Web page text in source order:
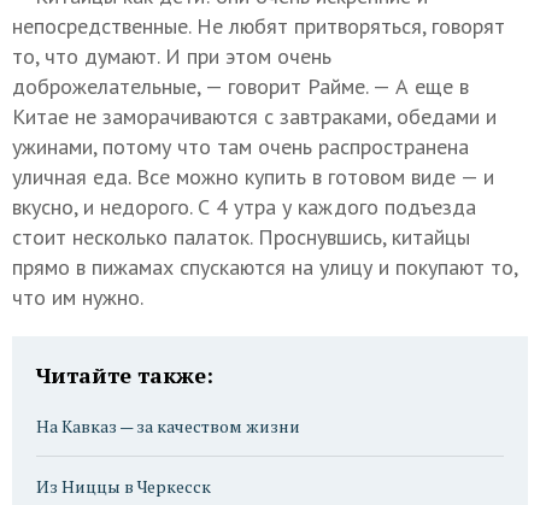
непосредственные. Не любят притворяться, говорят
то, что думают. И при этом очень
доброжелательные, — говорит Райме. — А еще в
Китае не заморачиваются с завтраками, обедами и
ужинами, потому что там очень распространена
уличная еда. Все можно купить в готовом виде — и
вкусно, и недорого. С 4 утра у каждого подъезда
стоит несколько палаток. Проснувшись, китайцы
прямо в пижамах спускаются на улицу и покупают то,
что им нужно.
Читайте также:
На Кавказ — за качеством жизни
Из Ниццы в Черкесск